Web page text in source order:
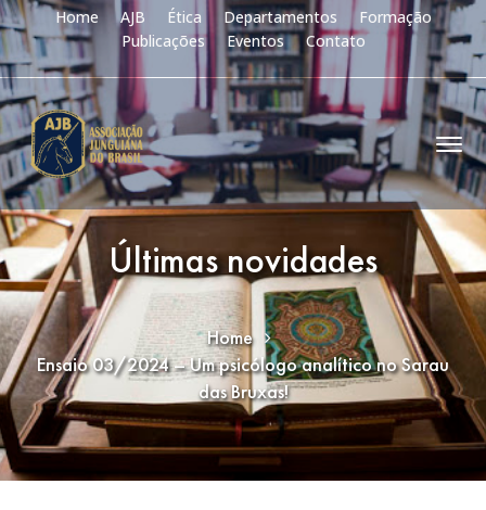
Home AJB Ética Departamentos
Formação
Publicações
Eventos Contato
Últimas novidades
Home
Ensaio 03/2024 – Um psicólogo analítico no Sarau
das Bruxas!